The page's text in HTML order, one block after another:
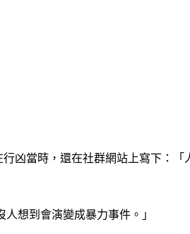
凶當時，還在社群網站上寫下：
想到會演變成暴力事件。」